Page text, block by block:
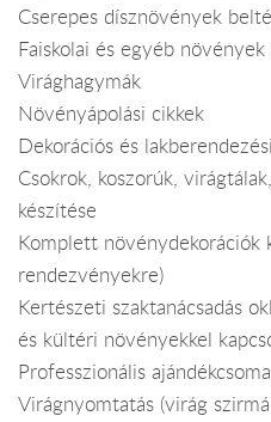
Cserepes dísznövények
Faiskolai és egyéb
Virághagymák
Növényápolási cikkek
Dekorációs és
Csokrok, koszorúk,
készítése
Komplett növénydekorációk
rendezvényekre)
Kertészeti szaktanácsadás
és kültéri növényekkel
Professzionális
Virágnyomtatás (virág